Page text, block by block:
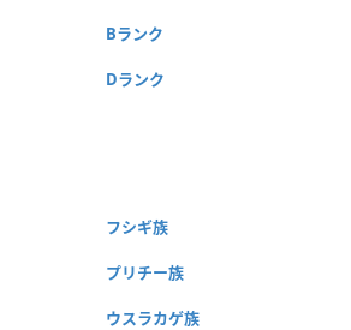
Bランク
Dランク
フシギ族
プリチー族
ウスラカゲ族